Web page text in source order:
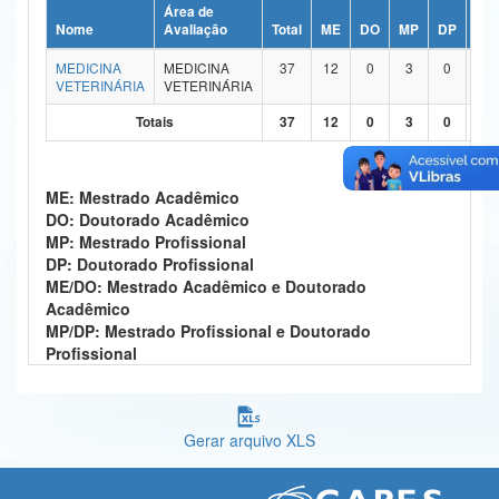
Ministério da Ciência, Tecnologia, Inovações e Comunicações
Ministério do Meio Ambiente
Controladoria-Geral da União
Ministério da Mulher, da Família e dos Direitos Humanos
Secretaria-Geral
Secretaria de Governo
Banco Central do Brasil
Nome
Área de
Avaliação
Total ME DO MP DP
MEDICINA
VETERINÁRIA
MEDICINA
VETERINÁRIA
37 12 0 3 0
Totais 37 12 0 3 0
ME: Mestrado Acadêmico
DO: Doutorado Acadêmico
MP: Mestrado Profissional
DP: Doutorado Profissional
ME/DO: Mestrado Acadêmico e Doutorado
Acadêmico
MP/DP: Mestrado Profissional e Doutorado
Profissional
Gerar arquivo XLS